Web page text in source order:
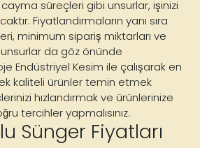
süreçleri gibi unsurlar, işinizi
Fiyatlandırmaların yanı sıra
minimum sipariş miktarları ve
da göz önünde
Endüstriyel Kesim ile çalışarak en
kaliteli ürünler temin etmek
hızlandırmak ve ürünlerinize
tercihler yapmalısınız.
Sünger Fiyatları